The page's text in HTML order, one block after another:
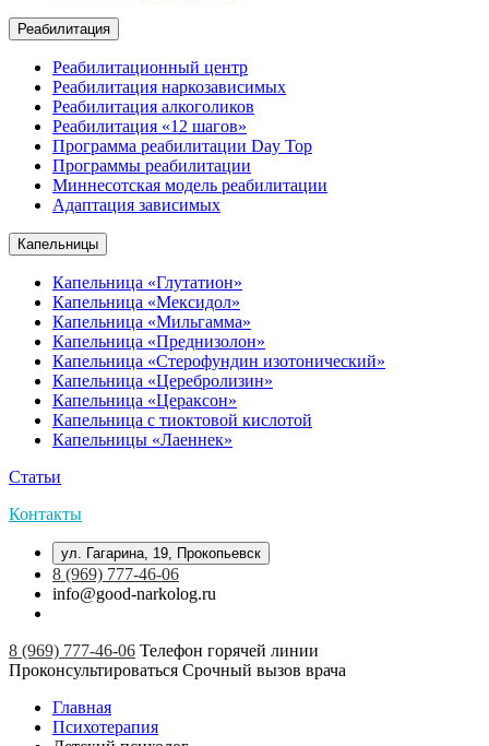
Реабилитация
Реабилитационный центр
Реабилитация наркозависимых
Реабилитация алкоголиков
Реабилитация «12 шагов»
Программа реабилитации Day Top
Программы реабилитации
Миннесотская модель реабилитации
Адаптация зависимых
Капельницы
Капельница «Глутатион»
Капельница «Мексидол»
Капельница «Мильгамма»
Капельница «Преднизолон»
Капельница «Стерофундин изотонический»
Капельница «Церебролизин»
Капельница «Цераксон»
Капельница с тиоктовой кислотой
Капельницы «Лаеннек»
Статьи
Контакты
ул. Гагарина, 19, Прокопьевск
8 (969) 777-46-06
info@good-narkolog.ru
8 (969) 777-46-06 Телефон горячей линии
Проконсультироваться Срочный вызов врача
Главная
Психотерапия